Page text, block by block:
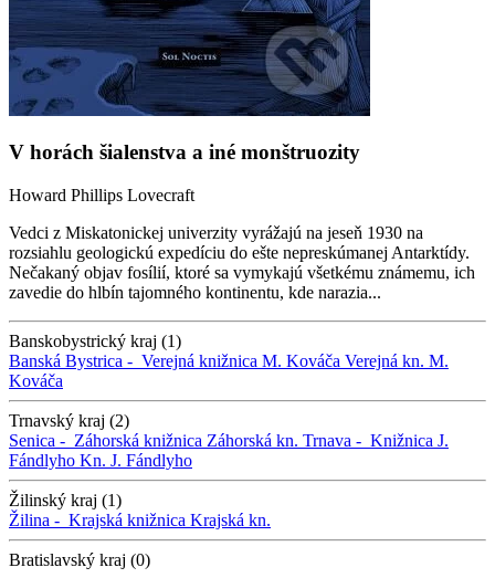
V horách šialenstva a iné monštruozity
Howard Phillips Lovecraft
Vedci z Miskatonickej univerzity vyrážajú na jeseň 1930 na
rozsiahlu geologickú expedíciu do ešte nepreskúmanej Antarktídy.
Nečakaný objav fosílií, ktoré sa vymykajú všetkému známemu, ich
zavedie do hlbín tajomného kontinentu, kde narazia...
Banskobystrický kraj (1)
Banská Bystrica - Verejná knižnica M. Kováča Verejná kn. M.
Kováča
Trnavský kraj (2)
Senica - Záhorská knižnica Záhorská kn. Trnava - Knižnica J.
Fándlyho Kn. J. Fándlyho
Žilinský kraj (1)
Žilina - Krajská knižnica Krajská kn.
Bratislavský kraj (0)